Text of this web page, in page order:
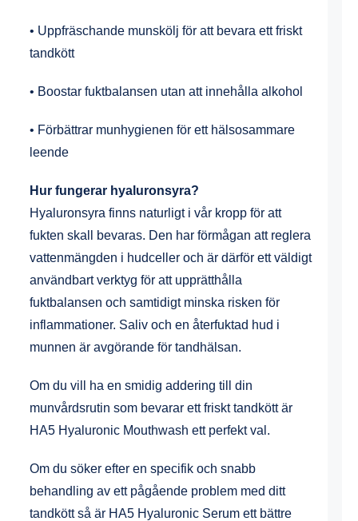
• Uppfräschande munskölj för att bevara ett friskt
tandkött
• Boostar fuktbalansen utan att innehålla alkohol
• Förbättrar munhygienen för ett hälsosammare
leende
Hur fungerar hyaluronsyra?
Hyaluronsyra finns naturligt i vår kropp för att
fukten skall bevaras. Den har förmågan att reglera
vattenmängden i hudceller och är därför ett väldigt
användbart verktyg för att upprätthålla
fuktbalansen och samtidigt minska risken för
inflammationer. Saliv och en återfuktad hud i
munnen är avgörande för tandhälsan.
Om du vill ha en smidig addering till din
munvårdsrutin som bevarar ett friskt tandkött är
HA5 Hyaluronic Mouthwash ett perfekt val.
Om du söker efter en specifik och snabb
behandling av ett pågående problem med ditt
tandkött så är HA5 Hyaluronic Serum ett bättre